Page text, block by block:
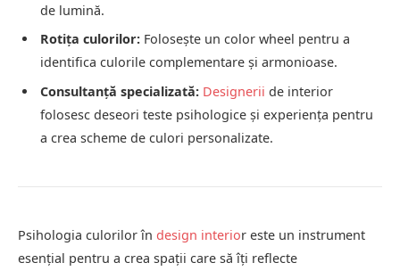
de lumină.
Rotița culorilor: Folosește un color wheel pentru a
identifica culorile complementare și armonioase.
Consultanță specializată: Designerii de interior
folosesc deseori teste psihologice și experiența pentru
a crea scheme de culori personalizate.
Psihologia culorilor în design interior este un instrument
esențial pentru a crea spații care să îți reflecte